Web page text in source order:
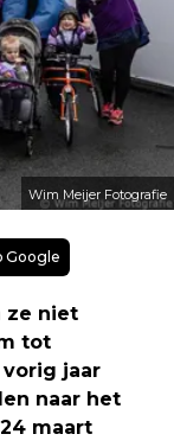
Wim Meijer Fotografie
Google
ze niet
tot
vorig jaar
naar het
maart